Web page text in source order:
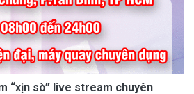
“xịn sò” live stream chuyên